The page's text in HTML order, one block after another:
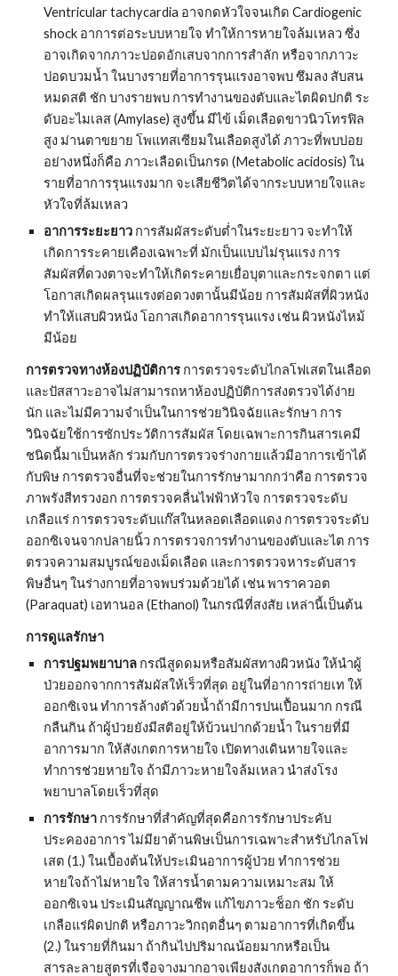
Ventricular tachycardia อาจกดหัวใจจนเกิด Cardiogenic
shock อาการต่อระบบหายใจ ทำให้การหายใจล้มเหลว ซึ่ง
อาจเกิดจากภาวะปอดอักเสบจากการสำลัก หรือจากภาวะ
ปอดบวมน้ำ ในบางรายที่อาการรุนแรงอาจพบ ซึมลง สับสน
หมดสติ ชัก บางรายพบ การทำงานของตับและไตผิดปกติ ระ
ดับอะไมเลส (Amylase) สูงขึ้น มีไข้ เม็ดเลือดขาวนิวโทรฟิล
สูง ม่านตาขยาย โพแทสเซียมในเลือดสูงได้ ภาวะที่พบบ่อย
อย่างหนึ่งก็คือ ภาวะเลือดเป็นกรด (Metabolic acidosis) ใน
รายที่อาการรุนแรงมาก จะเสียชีวิตได้จากระบบหายใจและ
หัวใจที่ล้มเหลว
อาการระยะยาว การสัมผัสระดับต่ำในระยะยาว จะทำให้
เกิดการระคายเคืองเฉพาะที่ มักเป็นแบบไม่รุนแรง การ
สัมผัสที่ดวงตาจะทำให้เกิดระคายเยื่อบุตาและกระจกตา แต่
โอกาสเกิดผลรุนแรงต่อดวงตานั้นมีน้อย การสัมผัสที่ผิวหนัง
ทำให้แสบผิวหนัง โอกาสเกิดอาการรุนแรง เช่น ผิวหนังไหม้
มีน้อย
การตรวจทางห้องปฏิบัติการ การตรวจระดับไกลโฟเสตในเลือด
และปัสสาวะอาจไม่สามารถหาห้องปฏิบัติการส่งตรวจได้ง่าย
นัก และไม่มีความจำเป็นในการช่วยวินิจฉัยและรักษา การ
วินิจฉัยใช้การซักประวัติการสัมผัส โดยเฉพาะการกินสารเคมี
ชนิดนี้มาเป็นหลัก ร่วมกับการตรวจร่างกายแล้วมีอาการเข้าได้
กับพิษ การตรวจอื่นที่จะช่วยในการรักษามากกว่าคือ การตรวจ
ภาพรังสีทรวงอก การตรวจคลื่นไฟฟ้าหัวใจ การตรวจระดับ
เกลือแร่ การตรวจระดับแก๊สในหลอดเลือดแดง การตรวจระดับ
ออกซิเจนจากปลายนิ้ว การตรวจการทำงานของตับและไต การ
ตรวจความสมบูรณ์ของเม็ดเลือด และการตรวจหาระดับสาร
พิษอื่นๆ ในร่างกายที่อาจพบร่วมด้วยได้ เช่น พาราควอต
(Paraquat) เอทานอล (Ethanol) ในกรณีที่สงสัย เหล่านี้เป็นต้น
การดูแลรักษา
การปฐมพยาบาล กรณีสูดดมหรือสัมผัสทางผิวหนัง ให้นำผู้
ป่วยออกจากการสัมผัสให้เร็วที่สุด อยู่ในที่อาการถ่ายเท ให้
ออกซิเจน ทำการล้างตัวด้วยน้ำถ้ามีการปนเปื้อนมาก กรณี
กลืนกิน ถ้าผู้ป่วยยังมีสติอยู่ให้บ้วนปากด้วยน้ำ ในรายที่มี
อาการมาก ให้สังเกตการหายใจ เปิดทางเดินหายใจและ
ทำการช่วยหายใจ ถ้ามีภาวะหายใจล้มเหลว นำส่งโรง
พยาบาลโดยเร็วที่สุด
การรักษา การรักษาที่สำคัญที่สุดคือการรักษาประคับ
ประคองอาการ ไม่มียาต้านพิษเป็นการเฉพาะสำหรับไกลโฟ
เสต (1.) ในเบื้องต้นให้ประเมินอาการผู้ป่วย ทำการช่วย
หายใจถ้าไม่หายใจ ให้สารน้ำตามความเหมาะสม ให้
ออกซิเจน ประเมินสัญญาณชีพ แก้ไขภาวะช็อก ชัก ระดับ
เกลือแร่ผิดปกติ หรือภาวะวิกฤตอื่นๆ ตามอาการที่เกิดขึ้น
(2.) ในรายที่กินมา ถ้ากินไปปริมาณน้อยมากหรือเป็น
สารละลายสูตรที่เจือจางมากอาจเพียงสังเกตอาการก็พอ ถ้า